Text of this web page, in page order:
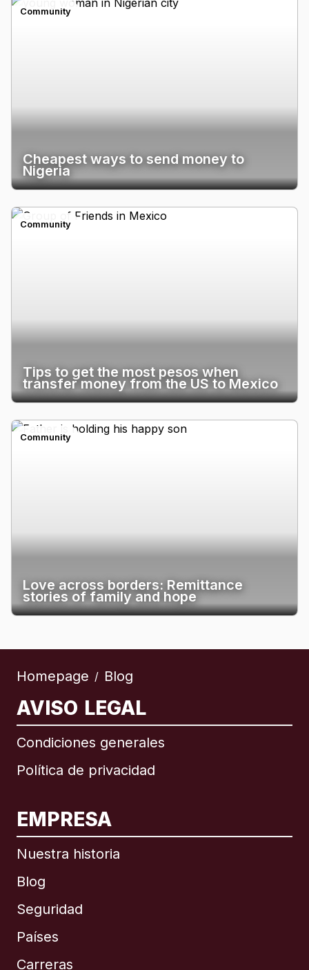
Community
Cheapest ways to send money to
Nigeria
Community
Tips to get the most pesos when
transfer money from the US to Mexico
Community
Love across borders: Remittance
stories of family and hope
Homepage / Blog
AVISO LEGAL
Condiciones generales
Política de privacidad
EMPRESA
Nuestra historia
Blog
Seguridad
Países
Carreras